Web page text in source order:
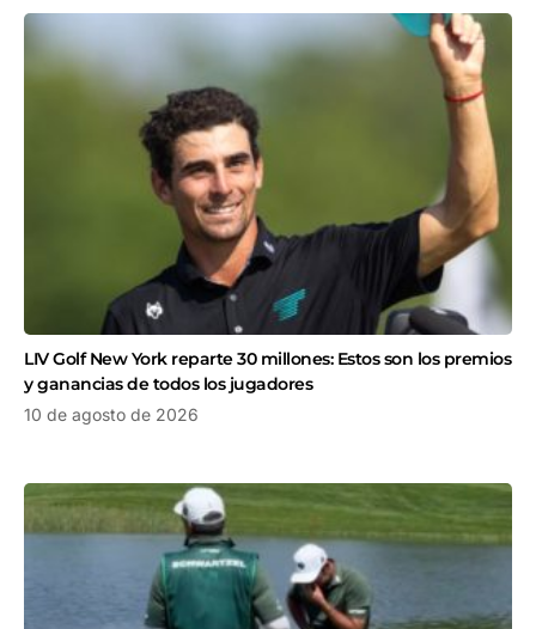
LIV Golf New York reparte 30 millones: Estos son los premios
y ganancias de todos los jugadores
10 de agosto de 2026